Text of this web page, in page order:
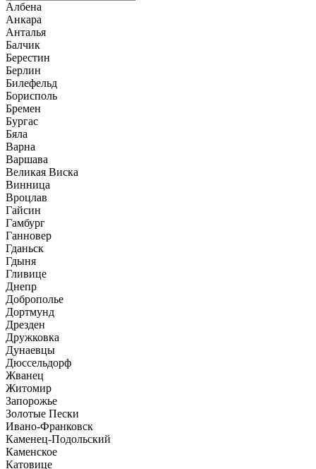
Албена
Анкара
Анталья
Балчик
Берестин
Берлин
Билефельд
Борисполь
Бремен
Бургас
Бяла
Варна
Варшава
Великая Виска
Винница
Вроцлав
Гайсин
Гамбург
Ганновер
Гданьск
Гдыня
Гливице
Днепр
Доброполье
Дортмунд
Дрезден
Дружковка
Дунаевцы
Дюссельдорф
Жванец
Житомир
Запорожье
Золотые Пески
Ивано-Франковск
Каменец-Подольский
Каменское
Катовице